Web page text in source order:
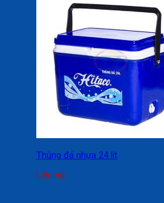
Thùng đá nhựa 24 lít
Liên hệ